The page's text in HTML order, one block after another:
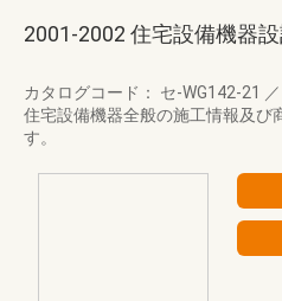
2001-2002 住宅設備機器
カタログコード： セ-WG142-21 ／
住宅設備機器全般の施工情報及び
す。